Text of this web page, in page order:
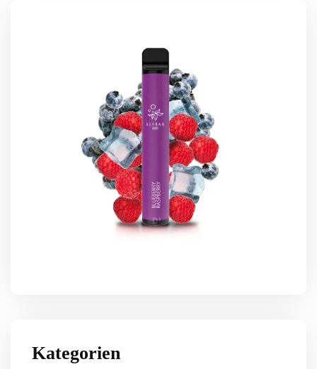
Kategorien